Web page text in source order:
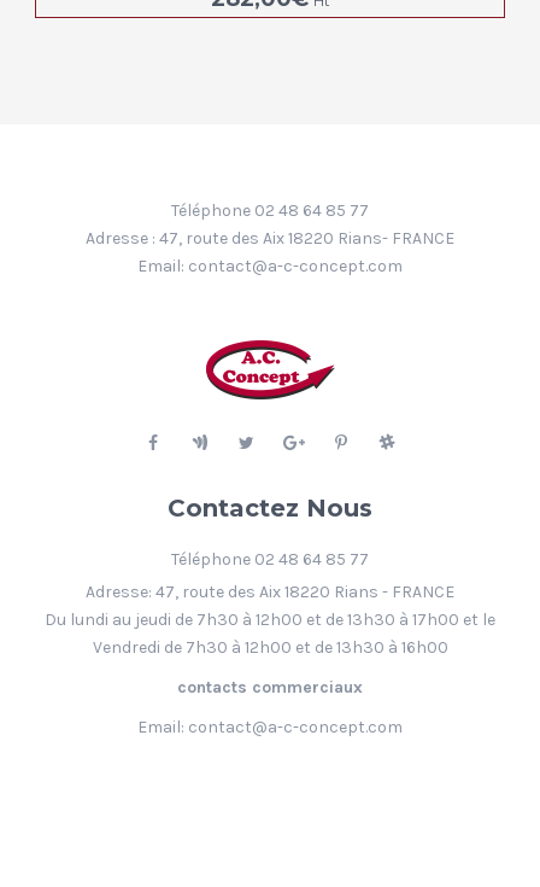
Téléphone 02 48 64 85 77
Adresse : 47, route des Aix 18220 Rians- FRANCE
Email: contact@a-c-concept.com
Contactez Nous
Téléphone 02 48 64 85 77
Adresse: 47, route des Aix 18220 Rians - FRANCE
Du lundi au jeudi de 7h30 à 12h00 et de 13h30 à 17h00 et le
Vendredi de 7h30 à 12h00 et de 13h30 à 16h00
contacts commerciaux
Email: contact@a-c-concept.com